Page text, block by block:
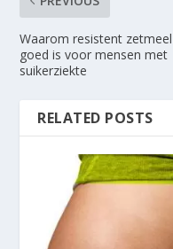
Waarom resistent zetmeel
goed is voor mensen met
suikerziekte
RELATED POSTS